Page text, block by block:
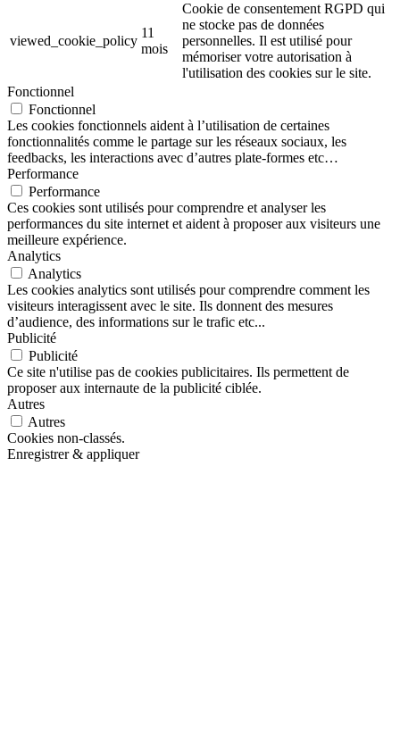
viewed_cookie_policy
11
mois
Cookie de consentement RGPD qui
ne stocke pas de données
personnelles. Il est utilisé pour
mémoriser votre autorisation à
l'utilisation des cookies sur le site.
Fonctionnel
Fonctionnel
Les cookies fonctionnels aident à l’utilisation de certaines
fonctionnalités comme le partage sur les réseaux sociaux, les
feedbacks, les interactions avec d’autres plate-formes etc…
Performance
Performance
Ces cookies sont utilisés pour comprendre et analyser les
performances du site internet et aident à proposer aux visiteurs une
meilleure expérience.
Analytics
Analytics
Les cookies analytics sont utilisés pour comprendre comment les
visiteurs interagissent avec le site. Ils donnent des mesures
d’audience, des informations sur le trafic etc...
Publicité
Publicité
Ce site n'utilise pas de cookies publicitaires. Ils permettent de
proposer aux internaute de la publicité ciblée.
Autres
Autres
Cookies non-classés.
Enregistrer & appliquer